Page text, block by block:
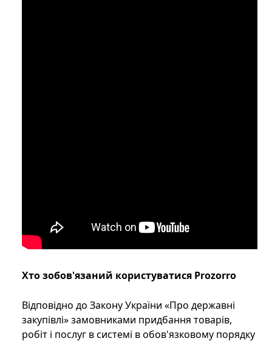
Хто зобов'язаний користуватися Prozorro
Відповідно до Закону України «Про державні
закупівлі» замовниками придбання товарів,
робіт і послуг в системі в обов'язковому порядку